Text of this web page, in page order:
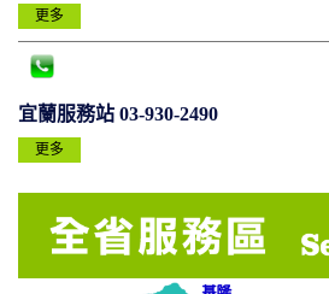
更多
宜蘭服務站 03-930-2490
更多